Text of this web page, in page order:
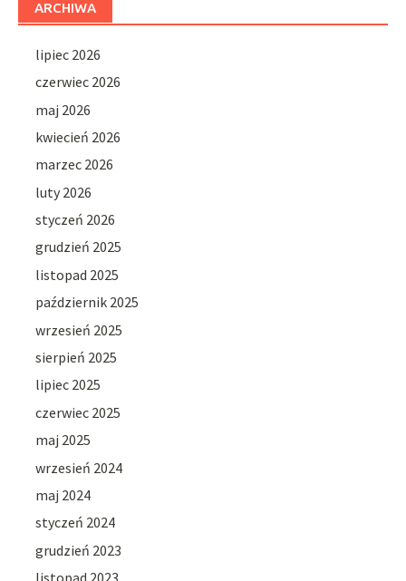
ARCHIWA
lipiec 2026
czerwiec 2026
maj 2026
kwiecień 2026
marzec 2026
luty 2026
styczeń 2026
grudzień 2025
listopad 2025
październik 2025
wrzesień 2025
sierpień 2025
lipiec 2025
czerwiec 2025
maj 2025
wrzesień 2024
maj 2024
styczeń 2024
grudzień 2023